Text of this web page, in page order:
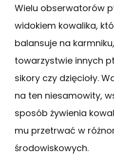
Wielu obserwatorów
widokiem kowalika,
balansuje na
towarzystwie innych
sikory czy dzięcioły.
na ten niesamowity,
sposób żywienia
mu przetrwać w
środowiskowych.